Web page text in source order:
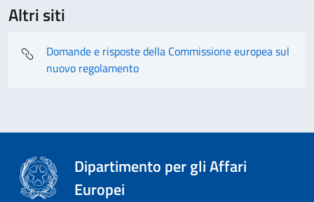
Altri siti
Domande e risposte della Commissione europea sul
nuovo regolamento
Dipartimento per gli Affari
Europei